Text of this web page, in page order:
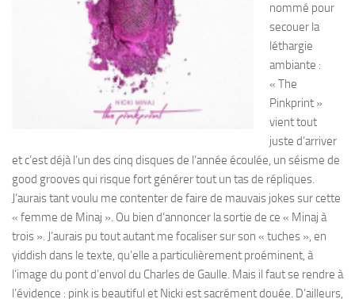
nommé pour
secouer la
léthargie
ambiante :
« The
Pinkprint »
vient tout
juste d’arriver
et c’est déjà l’un des cinq disques de l’année écoulée, un séisme de
good grooves qui risque fort générer tout un tas de répliques.
J’aurais tant voulu me contenter de faire de mauvais jokes sur cette
« femme de Minaj ». Ou bien d’annoncer la sortie de ce « Minaj à
trois ». J’aurais pu tout autant me focaliser sur son « tuches », en
yiddish dans le texte, qu’elle a particulièrement proéminent, à
l’image du pont d’envol du Charles de Gaulle. Mais il faut se rendre à
l’évidence : pink is beautiful et Nicki est sacrément douée. D’ailleurs,